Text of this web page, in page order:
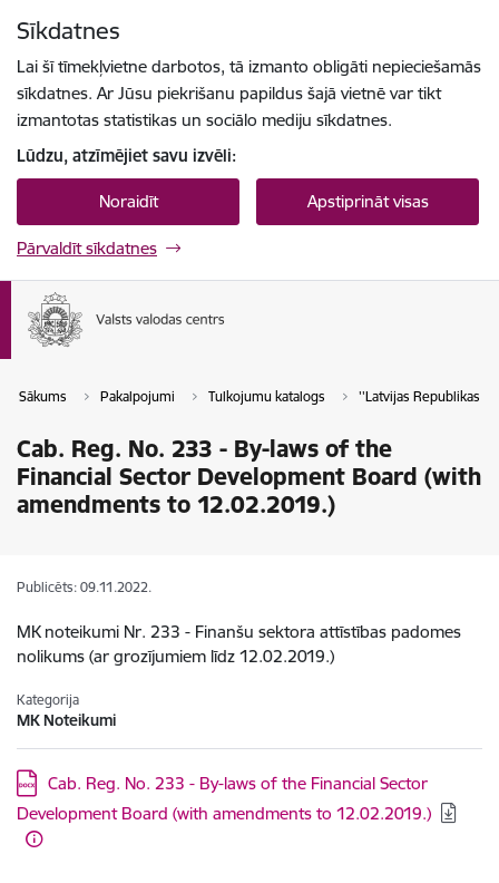
Sīkdatnes
Lai šī tīmekļvietne darbotos, tā izmanto obligāti nepieciešamās
sīkdatnes. Ar Jūsu piekrišanu papildus šajā vietnē var tikt
izmantotas statistikas un sociālo mediju sīkdatnes.
Lūdzu, atzīmējiet savu izvēli:
Noraidīt Apstiprināt visas
Pārvaldīt sīkdatnes
Sākums Pakalpojumi Tulkojumu katalogs ''Latvijas Republikas
Cab. Reg. No. 233 - By-laws of the
Financial Sector Development Board (with
amendments to 12.02.2019.)
Publicēts: 09.11.2022.
MK noteikumi Nr. 233 - Finanšu sektora attīstības padomes
nolikums (ar grozījumiem līdz 12.02.2019.)
Kategorija
MK Noteikumi
Lejupielādēt:
Cab. Reg. No. 233 - By-laws of the Financial Sector
Development Board (with amendments to 12.02.2019.)